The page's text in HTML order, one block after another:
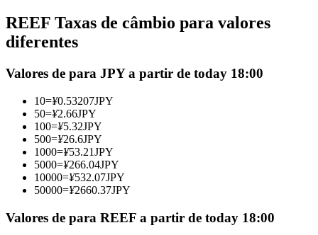
Copiar Trading
Junte-se aos principais traders
Torne-se um Trader de Cópias
REEF Taxas de câmbio para valores
diferentes
Valores de para JPY a partir de today 18:00
10=¥0.53207JPY
50=¥2.66JPY
100=¥5.32JPY
500=¥26.6JPY
1000=¥53.21JPY
5000=¥266.04JPY
10000=¥532.07JPY
50000=¥2660.37JPY
Valores de para REEF a partir de today 18:00